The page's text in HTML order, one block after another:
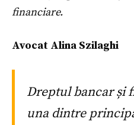
financiare.
Avocat Alina Szilaghi
Dreptul bancar și
una dintre